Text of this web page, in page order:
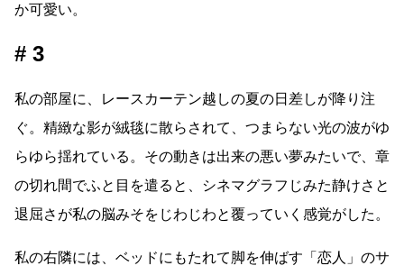
か可愛い。
3
私の部屋に、レースカーテン越しの夏の日差しが降り注
ぐ。精緻な影が絨毯に散らされて、つまらない光の波がゆ
らゆら揺れている。その動きは出来の悪い夢みたいで、章
の切れ間でふと目を遣ると、シネマグラフじみた静けさと
退屈さが私の脳みそをじわじわと覆っていく感覚がした。
私の右隣には、ベッドにもたれて脚を伸ばす「恋人」のサ